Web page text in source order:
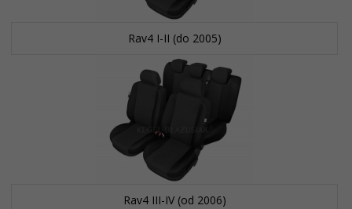
Rav4 I-II (do 2005)
Rav4 III-IV (od 2006)